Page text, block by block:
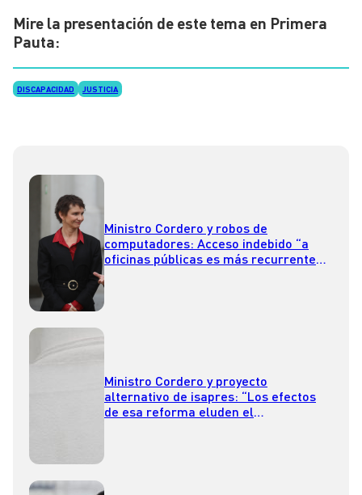
Mire la presentación de este tema en Primera
Pauta:
DISCAPACIDAD JUSTICIA
Ministro Cordero y robos de
computadores: Acceso indebido “a
oficinas públicas es más recurrente
Ministro Cordero y proyecto
alternativo de isapres: “Los efectos
de esa reforma eluden el